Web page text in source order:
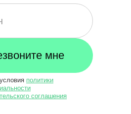
политики
соглашения